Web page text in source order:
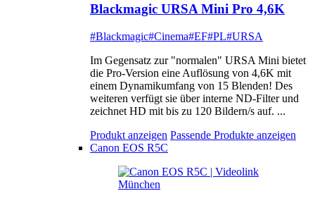
Blackmagic URSA Mini Pro 4,6K
#Blackmagic#Cinema#EF#PL#URSA
Im Gegensatz zur "normalen" URSA Mini bietet
die Pro-Version eine Auflösung von 4,6K mit
einem Dynamikumfang von 15 Blenden! Des
weiteren verfügt sie über interne ND-Filter und
zeichnet HD mit bis zu 120 Bildern/s auf. ...
Produkt anzeigen Passende Produkte anzeigen
Canon EOS R5C